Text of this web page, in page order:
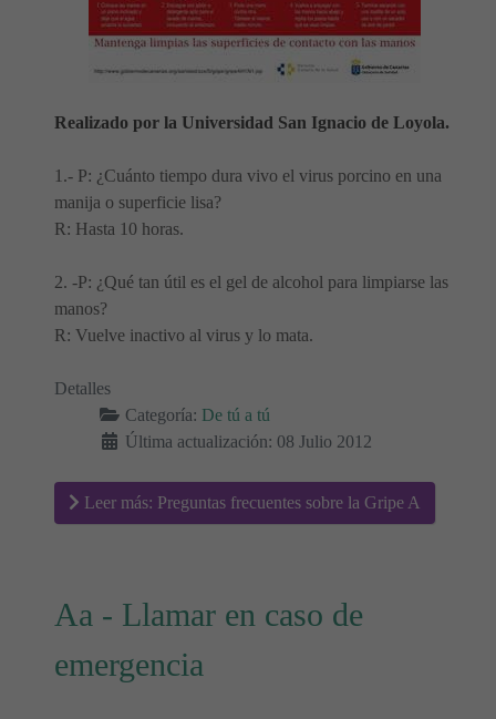
Realizado por la Universidad San Ignacio de Loyola.
1.- P: ¿Cuánto tiempo dura vivo el virus porcino en una
manija o superficie lisa?
R: Hasta 10 horas.
2. -P: ¿Qué tan útil es el gel de alcohol para limpiarse las
manos?
R: Vuelve inactivo al virus y lo mata.
Detalles
Categoría: De tú a tú
Última actualización: 08 Julio 2012
Leer más: Preguntas frecuentes sobre la Gripe A
Aa - Llamar en caso de
emergencia